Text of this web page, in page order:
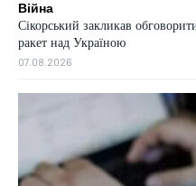
Війна
Сікорський закликав
ракет над Україною
07.08.2026